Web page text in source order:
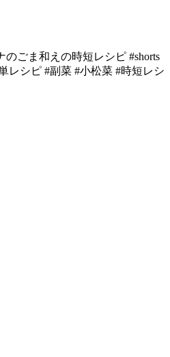
のごま和えの時短レシピ #shorts
レシピ #副菜 #小松菜 #時短レシ